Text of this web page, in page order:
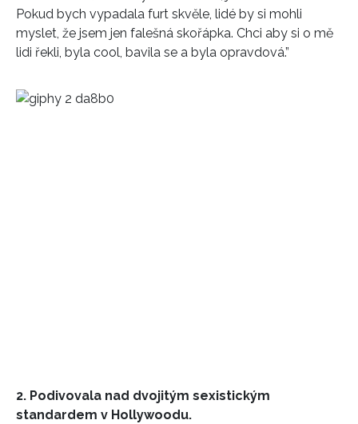
Pokud bych vypadala furt skvěle, lidé by si mohli
myslet, že jsem jen falešná skořápka. Chci aby si o mě
lidi řekli, byla cool, bavila se a byla opravdová.”
2. Podivovala nad dvojitým sexistickým
standardem v Hollywoodu.